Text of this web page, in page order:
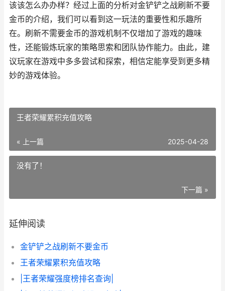
该该怎么办办样？经过上面的分析对金铲铲之战刷新不要
金币的介绍，我们可以看到这一玩法的重要性和乐趣所
在。刷新不需要金币的游戏机制不仅增加了游戏的趣味
性，还能锻炼玩家的策略思索和团队协作能力。由此，建
议玩家在游戏中多多尝试和探索，相信定能享受到更多精
妙的游戏体验。
王者荣耀累积充值攻略
« 上一篇 2025-04-28
没有了！
下一篇 »
延伸阅读
金铲铲之战刷新不要金币
王者荣耀累积充值攻略
|王者荣耀强度榜排名查询|